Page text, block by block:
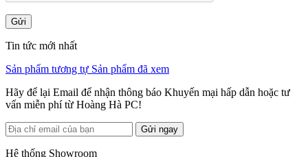
Gửi
Tin tức mới nhất
Sản phẩm tương tự Sản phẩm đã xem
Hãy để lại Email để nhận thông báo Khuyến mại hấp dẫn hoặc tư
vấn miễn phí từ Hoàng Hà PC!
Gửi ngay
Hệ thống Showroom